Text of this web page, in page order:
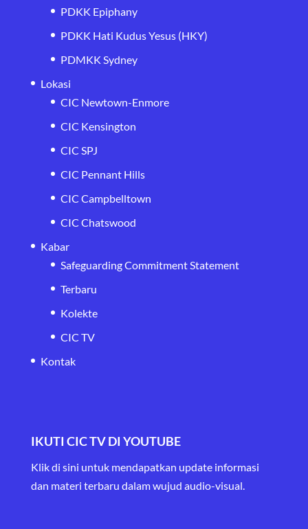
PDKK Epiphany
PDKK Hati Kudus Yesus (HKY)
PDMKK Sydney
Lokasi
CIC Newtown-Enmore
CIC Kensington
CIC SPJ
CIC Pennant Hills
CIC Campbelltown
CIC Chatswood
Kabar
Safeguarding Commitment Statement
Terbaru
Kolekte
CIC TV
Kontak
IKUTI CIC TV DI YOUTUBE
Klik di sini untuk mendapatkan update informasi
dan materi terbaru dalam wujud audio-visual.